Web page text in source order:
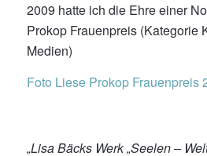
2009 hatte ich die Ehre einer
Prokop Frauenpreis (Kategorie
Medien)
Foto Liese Prokop Frauenpreis
„Lisa Bäcks Werk „Seelen –